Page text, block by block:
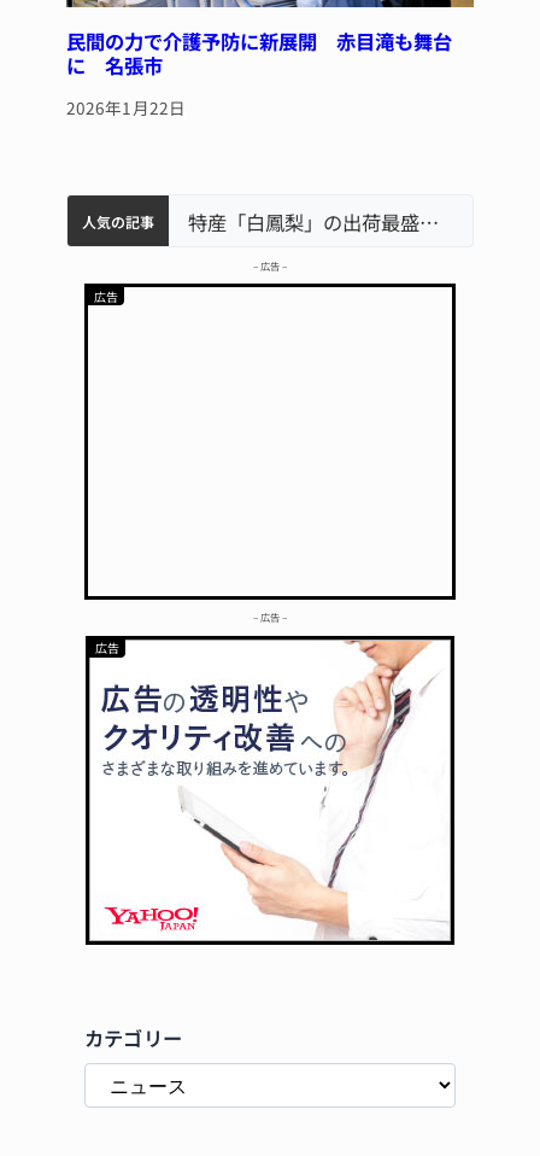
民間の力で介護予防に新展開 赤目滝も舞台
に 名張市
2026年1月22日
人気の記事
名張市水道料金47％値上げへ 答申案、審議会で大筋まとまる
中学校の陶壁モニュメント 地元建設会社がボランティアで清掃 伊賀名張市立病院のDMAT、熊本地震の被災地へ 能登以来3回目の派遣 特産「白鳳梨」の出荷最盛期 直売所にぎわう 伊賀
– 広告 –
– 広告 –
カテゴリー